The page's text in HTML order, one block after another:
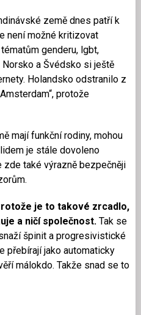
země dnes patří k
není možné kritizovat
genderu, lgbt,
a Švédsko si ještě
Holandsko odstranilo z
protože
mají funkční rodiny, mohou
je stále dovoleno
také výrazně bezpečněji
je to takové zrcadlo,
a ničí společnost. Tak se
špinit a progresivistické
přebírají jako automaticky
málokdo. Takže snad se to